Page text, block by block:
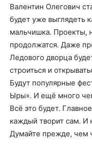
Валентин Олегович
будет уже выглядеть
мальчишка. Проекты,
продолжатся. Даже
Ледового дворца
строиться и
Будут популярные
Ыры». И ещё много
Всё это будет.
каждый творит сам. И
Думайте прежде, чем